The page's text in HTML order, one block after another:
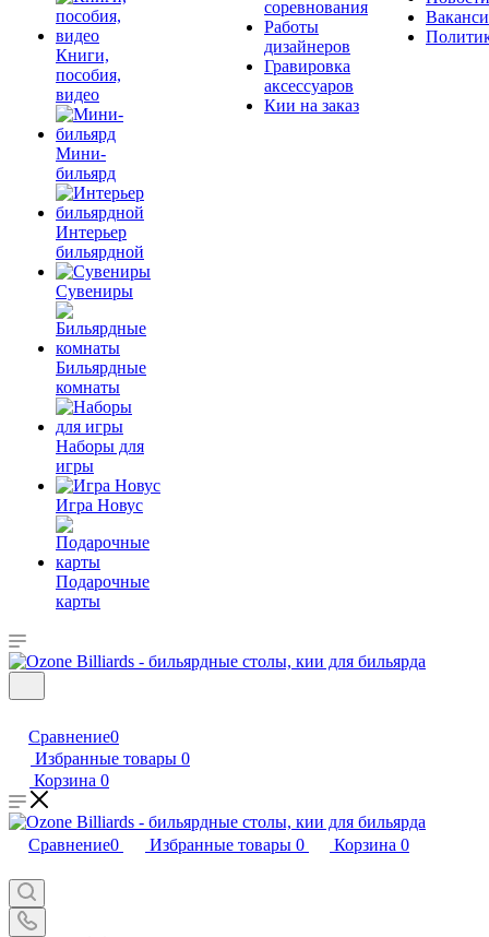
Книги,
пособия,
видео
Мини-
бильярд
Интерьер
бильярдной
Сувениры
Бильярдные
комнаты
Наборы для
игры
Игра Новус
Подарочные
карты
соревнования
Работы
дизайнеров
Гравировка
аксессуаров
Кии на заказ
Сравнение0
Избранные товары 0
Корзина 0
Сравнение0 Избранные товары 0 Корзина 0